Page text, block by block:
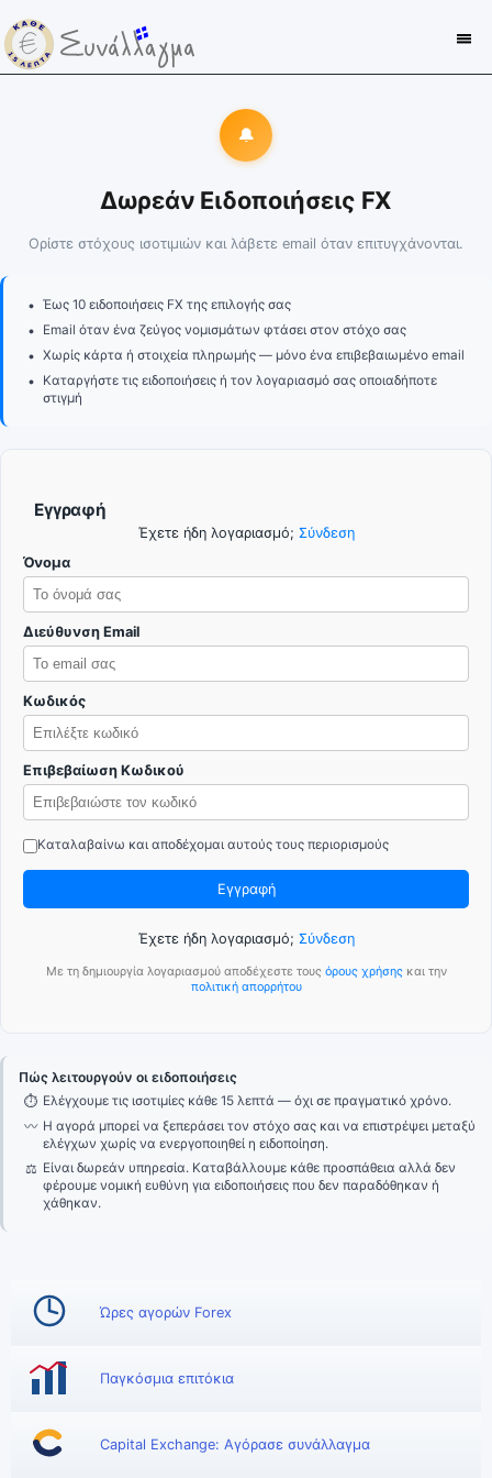
🔔
Δωρεάν Ειδοποιήσεις FX
Ορίστε στόχους ισοτιμιών και λάβετε email όταν επιτυγχάνονται.
• Έως 10 ειδοποιήσεις FX της επιλογής σας
• Email όταν ένα ζεύγος νομισμάτων φτάσει στον στόχο σας
• Χωρίς κάρτα ή στοιχεία πληρωμής — μόνο ένα επιβεβαιωμένο email
•
Καταργήστε τις ειδοποιήσεις ή τον λογαριασμό σας οποιαδήποτε
στιγμή
Εγγραφή
Έχετε ήδη λογαριασμό; Σύνδεση
Όνομα
Διεύθυνση Email
Κωδικός
Επιβεβαίωση Κωδικού
Καταλαβαίνω και αποδέχομαι αυτούς τους περιορισμούς
Εγγραφή
Έχετε ήδη λογαριασμό; Σύνδεση
Με τη δημιουργία λογαριασμού αποδέχεστε τους όρους χρήσηςκαι την
πολιτική απορρήτου
Πώς λειτουργούν οι ειδοποιήσεις
⏱ Ελέγχουμε τις ισοτιμίες κάθε 15 λεπτά — όχι σε πραγματικό χρόνο.
〰 Η αγορά μπορεί να ξεπεράσει τον στόχο σας και να επιστρέψει μεταξύ
ελέγχων χωρίς να ενεργοποιηθεί η ειδοποίηση.
⚖ Είναι δωρεάν υπηρεσία. Καταβάλλουμε κάθε προσπάθεια αλλά δεν
φέρουμε νομική ευθύνη για ειδοποιήσεις που δεν παραδόθηκαν ή
χάθηκαν.
Ώρες αγορών Forex
Παγκόσμια επιτόκια
Capital Exchange: Αγόρασε συνάλλαγμα